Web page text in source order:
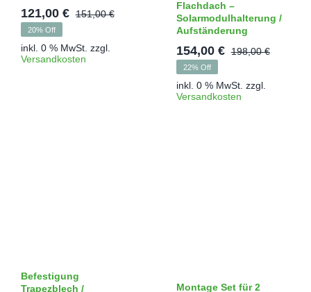
151,00€
Ursprünglicher
121,00 €
Aktueller
20% Off
inkl. 0 % MwSt. zzgl.
Versandkosten
Flachdach –
Solarmodulhalterung /
Aufständerung
198,00€
154,00 €
22% Off
inkl. 0 % MwSt. zzgl.
Versandkosten
Befestigung
Trapezblech /
Montage Set für 2